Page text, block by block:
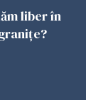
liber în